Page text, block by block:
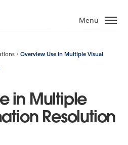
Menu
Overview Use in Multiple Visual
in Multiple
Resolution